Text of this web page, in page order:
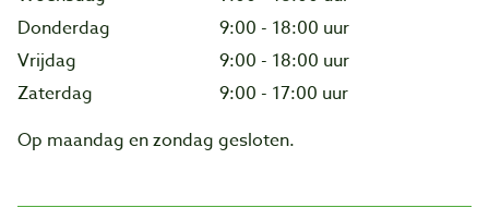
Donderdag
9:00 - 18:00 uur
Vrijdag
9:00 - 18:00 uur
Zaterdag
9:00 - 17:00 uur
Op maandag en zondag gesloten.